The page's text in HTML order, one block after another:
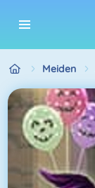
Meiden